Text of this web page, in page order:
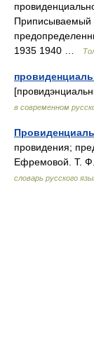
Приписываемый
1935 1940 …
в современном
провидения;
Ефремовой. Т.
словарь русского